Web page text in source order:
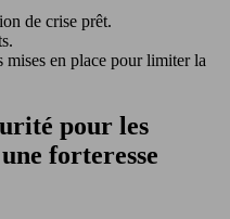
de crise prêt.
mises en place pour limiter la
pour les
forteresse